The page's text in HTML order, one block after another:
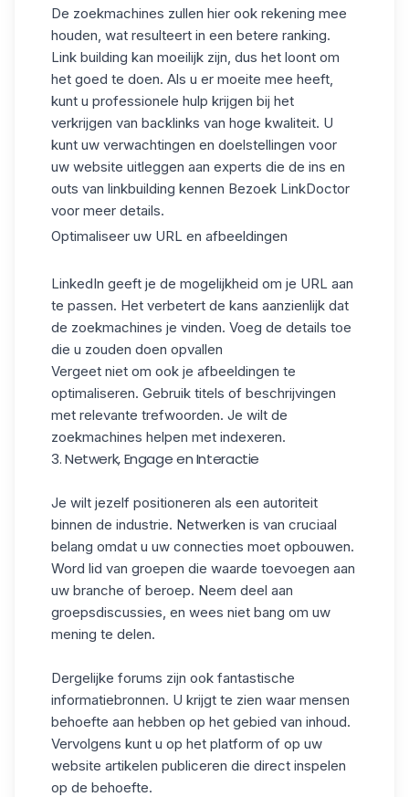
De zoekmachines zullen hier ook rekening mee
houden, wat resulteert in een betere ranking.
Link building kan moeilijk zijn, dus het loont om
het goed te doen. Als u er moeite mee heeft,
kunt u professionele hulp krijgen bij het
verkrijgen van backlinks van hoge kwaliteit. U
kunt uw verwachtingen en doelstellingen voor
uw website uitleggen aan experts die de ins en
outs van linkbuilding kennen Bezoek LinkDoctor
voor meer details.
Optimaliseer uw URL en afbeeldingen
LinkedIn geeft je de mogelijkheid om je URL aan
te passen. Het verbetert de kans aanzienlijk dat
de zoekmachines je vinden. Voeg de details toe
die u zouden doen opvallen
Vergeet niet om ook je afbeeldingen te
optimaliseren. Gebruik titels of beschrijvingen
met relevante trefwoorden. Je wilt de
zoekmachines helpen met indexeren.
3. Netwerk, Engage en Interactie
Je wilt jezelf positioneren als een autoriteit
binnen de industrie. Netwerken is van cruciaal
belang omdat u uw connecties moet opbouwen.
Word lid van groepen die waarde toevoegen aan
uw branche of beroep. Neem deel aan
groepsdiscussies, en wees niet bang om uw
mening te delen.
Dergelijke forums zijn ook fantastische
informatiebronnen. U krijgt te zien waar mensen
behoefte aan hebben op het gebied van inhoud.
Vervolgens kunt u op het platform of op uw
website artikelen publiceren die direct inspelen
op de behoefte.